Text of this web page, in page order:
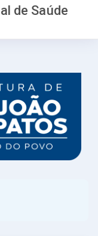
de Saúde